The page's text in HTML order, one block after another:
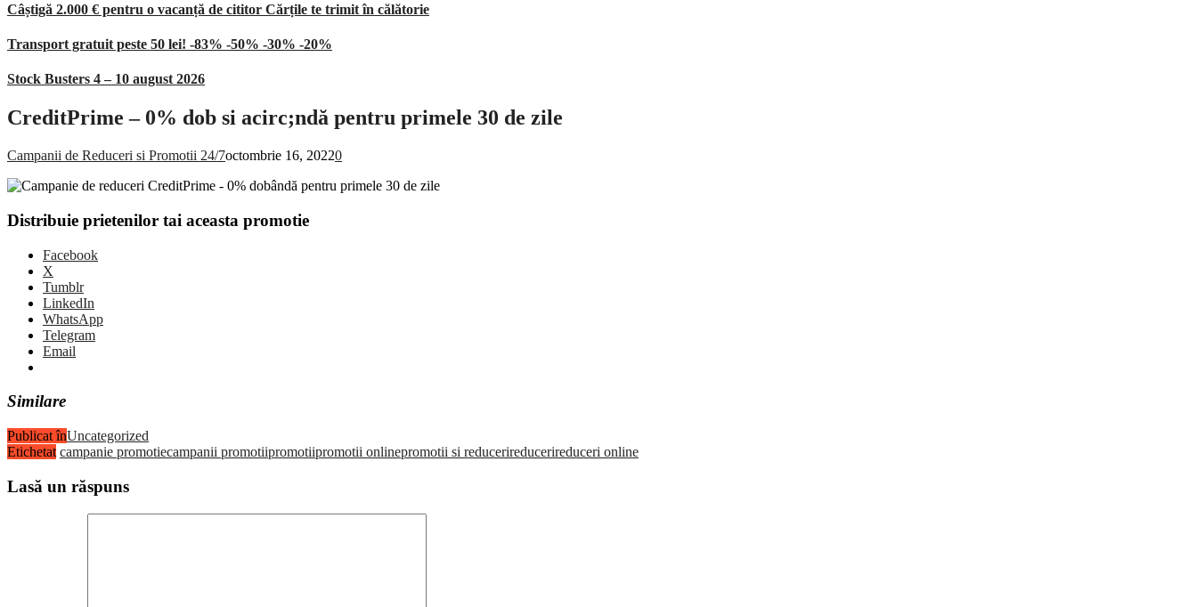
Câștigă 2.000 € pentru o vacanță de cititor Cărțile te trimit în călătorie
Transport gratuit peste 50 lei! -83% -50% -30% -20%
Stock Busters 4 – 10 august 2026
CreditPrime – 0% dob si acirc;ndă pentru primele 30 de zile
Campanii de Reduceri si Promotii 24/7octombrie 16, 20220
Distribuie prietenilor tai aceasta promotie
Facebook
X
Tumblr
LinkedIn
WhatsApp
Telegram
Email
Similare
Publicat înUncategorized
Etichetat campanie promotiecampanii promotiipromotiipromotii onlinepromotii si reducerireducerireduceri online
Lasă un răspuns